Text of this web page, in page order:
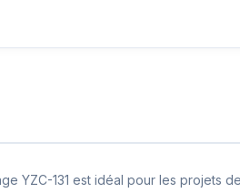
YZC-131 est idéal pour les projets